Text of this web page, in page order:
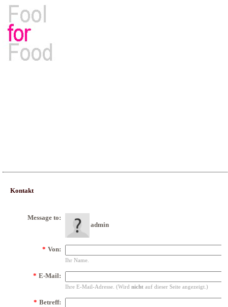
Kontakt
Message to:
admin
* Von:
Ihr Name.
* E-Mail:
Ihre E-Mail-Adresse. (Wird nicht auf dieser Seite angezeigt.)
* Betreff: